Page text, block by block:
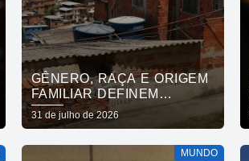
GÊNERO, RAÇA E ORIGEM
FAMILIAR DEFINEM
MOBILIDADE SOCIAL, DIZ
ESTUDO
31 de julho de 2026
MUNDO